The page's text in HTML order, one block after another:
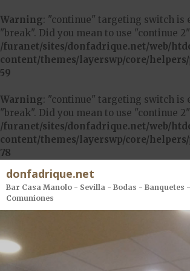
Warning: "continue" targeting switch is
"break". Did you mean to use "continue
/furanet/sites/donfadrique.net/web/
content/themes/layerswp/core/
59
Warning: "continue" targeting switch is
"break". Did you mean to use "continue
/furanet/sites/donfadrique.net/web/
content/themes/layerswp/core/
78
Menús
Descargar
donfadrique.net
Bar Casa Manolo - Sevilla - Bodas - Banquetes -
Comuniones